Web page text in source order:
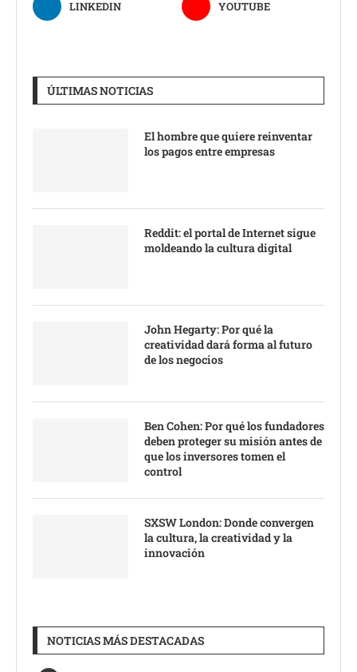
LINKEDIN YOUTUBE
ÚLTIMAS NOTICIAS
El hombre que quiere reinventar
los pagos entre empresas
Reddit: el portal de Internet sigue
moldeando la cultura digital
John Hegarty: Por qué la
creatividad dará forma al futuro
de los negocios
Ben Cohen: Por qué los fundadores
deben proteger su misión antes de
que los inversores tomen el
control
SXSW London: Donde convergen
la cultura, la creatividad y la
innovación
NOTICIAS MÁS DESTACADAS